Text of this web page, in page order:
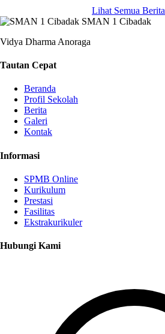
Lihat Semua Berita
SMAN 1 Cibadak
Vidya Dharma Anoraga
Tautan Cepat
Beranda
Profil Sekolah
Berita
Galeri
Kontak
Informasi
SPMB Online
Kurikulum
Prestasi
Fasilitas
Ekstrakurikuler
Hubungi Kami